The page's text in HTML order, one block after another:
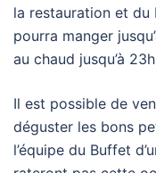
la restauration et du
pourra manger
au chaud jusqu’à
Il est possible de
déguster les bons
l’équipe du Buffet